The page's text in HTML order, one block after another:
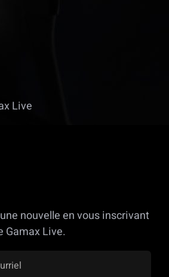
Live
nouvelle en vous inscrivant
Gamax Live.